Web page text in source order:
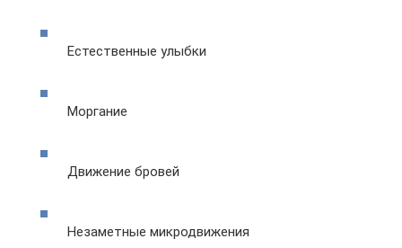
Естественные улыбки
Моргание
Движение бровей
Незаметные микродвижения